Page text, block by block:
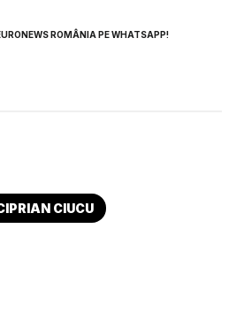
ROMÂNIA PE WHATSAPP!
CIUCU